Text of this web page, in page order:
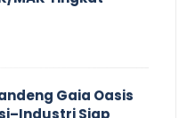
Gaia Oasis
Siap